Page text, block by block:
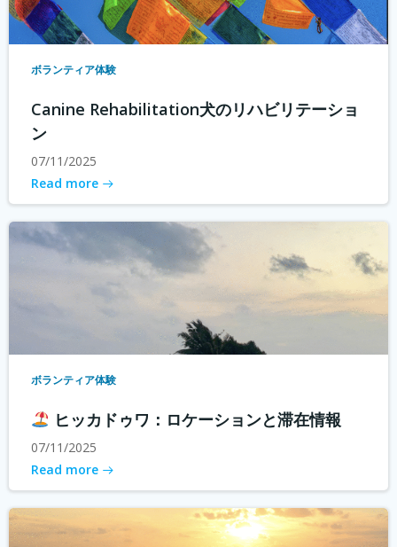
ボランティア体験
Canine Rehabilitation犬のリハビリテーショ
ン
07/11/2025
Read more
ボランティア体験
ヒッカドゥワ：ロケーションと滞在情報
07/11/2025
Read more